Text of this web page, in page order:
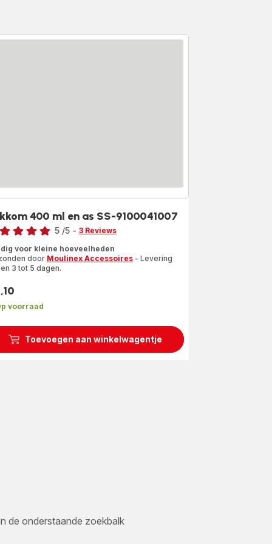
Toevoegen aan winkelwagentje
400 ml en as SS-9100041007
5 /5 - 3 Reviews
voor kleine hoeveelheden
door Moulinex Accessoires- Levering
3 tot 5 dagen.
voorraad
de onderstaande zoekbalk